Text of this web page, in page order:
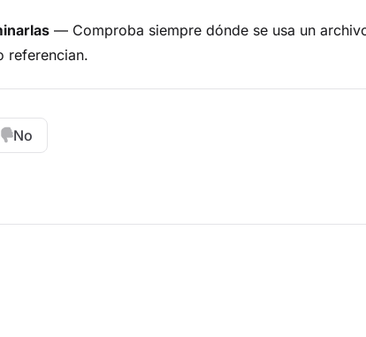
— Comproba siempre dónde se usa un
referencian.
No